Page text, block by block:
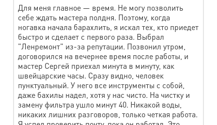
Одеяло, плед, покрывало 1,5 сп
850 руб.
Одеяло, плед, покрывало 2 сп
1080 руб.
Одеяло, плед, покрывало Евроразмер
Чехол, накидка на кресло
470 руб.
Одеяло пуховое 1,5 сп
Одеяло пуховое 2 сп
1860 руб.
Одеяло пуховое Евроразмер
1990 руб.
Для меня главное — время. Не могу позволить
себе ждать мастера полдня. Поэтому, когда
ногавка начала барахлить, я искал тех, кто приедет
быстро и сделает с первого раза. Выбрал
"Ленремонт" из-за репутации. Позвонил утром,
договорился на вечернее время после работы, и
мастер Сергей приехал минута в минуту, как
швейцарские часы. Сразу видно, человек
пунктуальный. У него все инструменты с собой,
даже бахилы надел, хотя у нас чисто. На чистку и
замену фильтра ушло минут 40. Никакой воды,
никаких лишних разговоров, только четкая работа.